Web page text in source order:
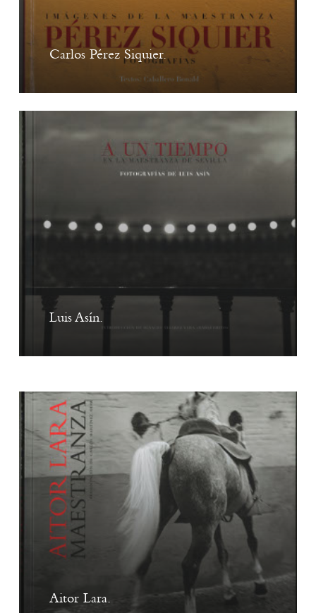
Carlos Pérez Siquier.
Luis Asín.
Aitor Lara.